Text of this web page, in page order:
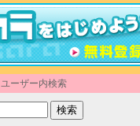
ユーザー内検索